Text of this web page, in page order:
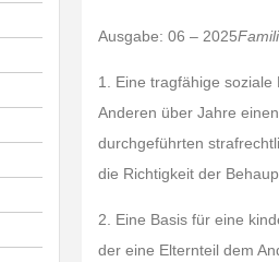
Ausgabe: 06 – 2025
1. Eine tragfähige
Anderen über Jahre
durchgeführten
die Richtigkeit der
2. Eine Basis für eine
der eine Elternteil dem